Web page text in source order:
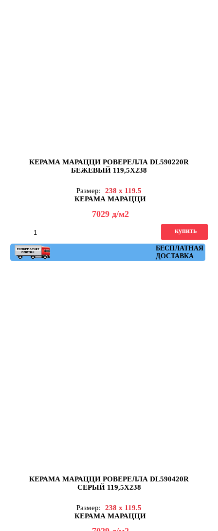
КЕРАМА МАРАЦЦИ РОВЕРЕЛЛА DL590220R
БЕЖЕВЫЙ 119,5X238
Размер:
238 x 119.5
КЕРАМА МАРАЦЦИ
7029 д/м2
БЕСПЛАТНАЯ
ДОСТАВКА
купить
КЕРАМА МАРАЦЦИ РОВЕРЕЛЛА DL590420R
СЕРЫЙ 119,5X238
Размер:
238 x 119.5
КЕРАМА МАРАЦЦИ